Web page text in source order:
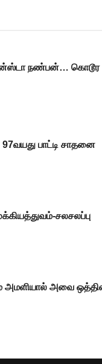
நண்பன்… கொடூர
பாட்டி சாதனை
சலசலப்பு
அமளியால் அவை